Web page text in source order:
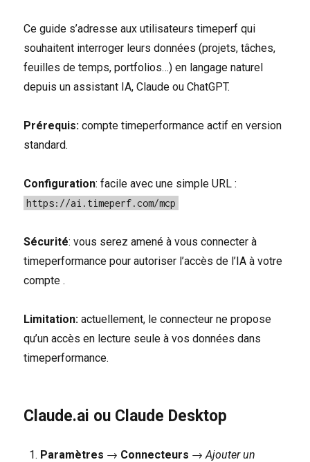
Ce guide s’adresse aux utilisateurs timeperf qui
souhaitent interroger leurs données (projets, tâches,
feuilles de temps, portfolios…) en langage naturel
depuis un assistant IA, Claude ou ChatGPT.
Prérequis: compte timeperformance actif en version
standard.
Configuration: facile avec une simple URL :
https://ai.timeperf.com/mcp
Sécurité: vous serez amené à vous connecter à
timeperformance pour autoriser l’accès de l’IA à votre
compte .
Limitation:actuellement, le connecteur ne propose
qu’un accès en lecture seule à vos données dans
timeperformance.
Claude.ai ou Claude Desktop
Paramètres → Connecteurs →Ajouter un